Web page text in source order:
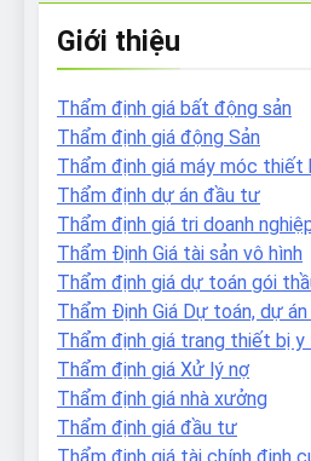
Giới thiệu
Thẩm định giá bất động sản
Thẩm định giá động Sản
Thẩm định giá máy móc thiết
Thẩm định dự án đầu tư
Thẩm định giá tri doanh
Thẩm Định Giá tài sản vô hình
Thẩm định giá dự toán gói
Thẩm Định Giá Dự toán, dự
Thẩm định giá trang thiết bị
Thẩm định giá Xử lý nợ
Thẩm định giá nhà xưởng
Thẩm định giá đầu tư